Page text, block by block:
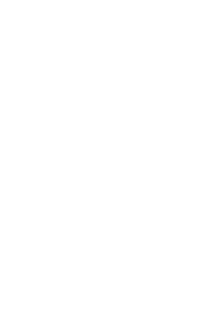
¿Qué hay que mejorar del
La EMT funciona pero el
eficiente como debiera y
una asignatura pendiente,
de Málaga en transporte
Descubre más noticias de
. Puedes ponerte en
en las
Puedes ponerte en contacto